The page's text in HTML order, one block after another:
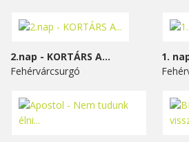
2.nap - KORTÁRS A...
Fehérvárcsurgó
1.